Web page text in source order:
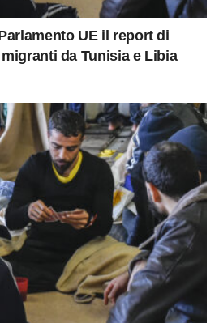
UE il report di
da Tunisia e Libia